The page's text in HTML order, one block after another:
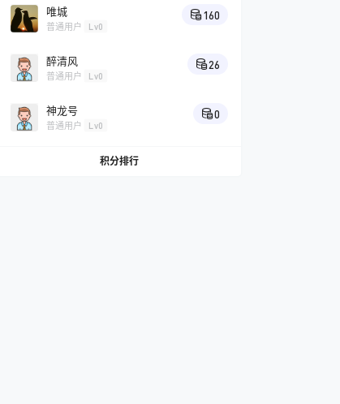
唯城
普通用户 Lv0
160
醉清风
普通用户 Lv0
26
神龙号
普通用户 Lv0
0
积分排行